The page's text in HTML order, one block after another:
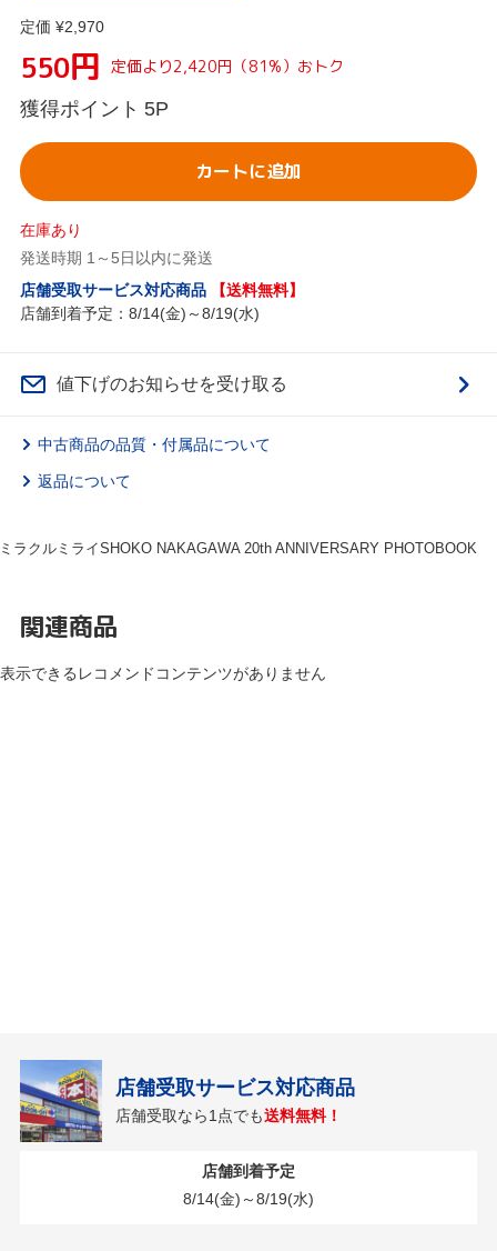
定価 ¥2,970
550円 定価より2,420円（81%）おトク
獲得ポイント 5P
カートに追加
在庫あり
発送時期 1～5日以内に発送
店舗受取サービス対応商品
【送料無料】
店舗到着予定：8/14(金)～8/19(水)
値下げのお知らせを受け取る
中古商品の品質・付属品について
返品について
ラクルミライSHOKO NAKAGAWA 20th ANNIVERSARY PHOTOBOOK
関連商品
表示できるレコメンドコンテンツがありません
店舗受取サービス対応商品
店舗受取なら1点でも送料無料！
店舗到着予定
8/14(金)～8/19(水)